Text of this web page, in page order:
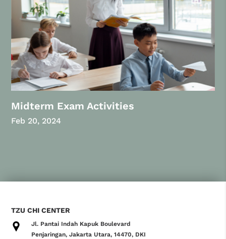
Midterm Exam Activities
Feb 20, 2024
TZU CHI CENTER
Jl. Pantai Indah Kapuk Boulevard
Penjaringan, Jakarta Utara, 14470, DKI